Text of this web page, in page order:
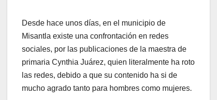
Desde hace unos días, en el municipio de
Misantla existe una confrontación en redes
sociales, por las publicaciones de la maestra de
primaria Cynthia Juárez, quien literalmente ha roto
las redes, debido a que su contenido ha si de
mucho agrado tanto para hombres como mujeres.